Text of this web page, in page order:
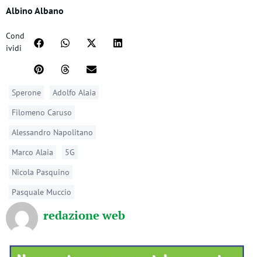
Albino Albano
Cond
ividi
Sperone
Adolfo Alaia
Filomeno Caruso
Alessandro Napolitano
Marco Alaia
5G
Nicola Pasquino
Pasquale Muccio
redazione web